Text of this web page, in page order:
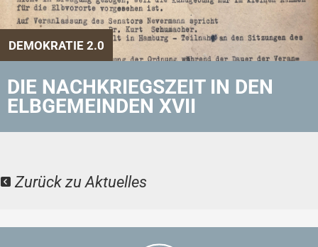
DEMOKRATIE 2.0
DIE NACHKRIEGSZEIT IN DEN
ELBGEMEINDEN XVII
Zurück zu Aktuelles